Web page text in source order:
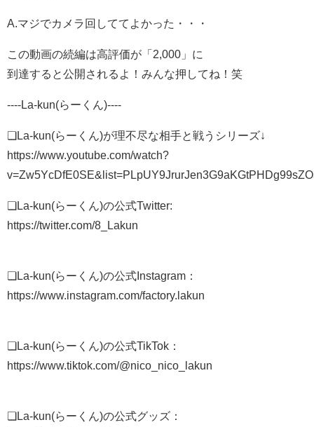
A.マジでカメラ回しててよかった・・・
この動画の続編は高評価が「2,000」に
到達すると公開されるよ！みんな押してね！笑
----La-kun(らーくん)----
❏La-kun(らーくん)が理不尽な相手と戦うシリーズ↓
https://www.youtube.com/watch?
❏La-kun(らーくん)の公式Twitter:
https://twitter.com/8_Lakun
❏La-kun(らーくん)の公式Instagram：
https://www.instagram.com/factory.lakun
❏La-kun(らーくん)の公式TikTok：
https://www.tiktok.com/@nico_nico_lakun
❏La-kun(らーくん)の公式グッズ：